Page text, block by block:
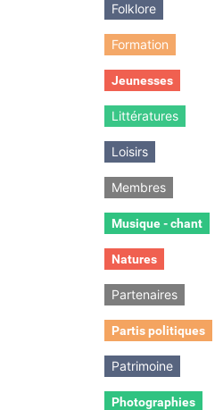
Folklore
Formation
Jeunesses
Littératures
Loisirs
Membres
Musique - chant
Natures
Partenaires
Partis politiques
Patrimoine
Photographies